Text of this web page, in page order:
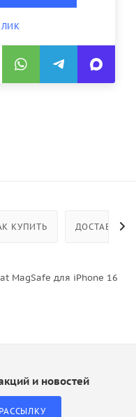
КУПИТЬ ДОСТАВКА
MagSafe для iPhone 16
и новостей